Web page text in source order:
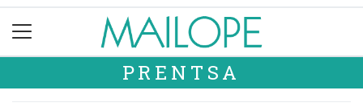
PRENTSA